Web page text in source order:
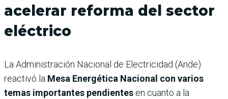
acelerar reforma del sector
eléctrico
La Administración Nacional de Electricidad (Ande)
reactivó la Mesa Energética Nacional con varios
temas importantes pendientes en cuanto a la